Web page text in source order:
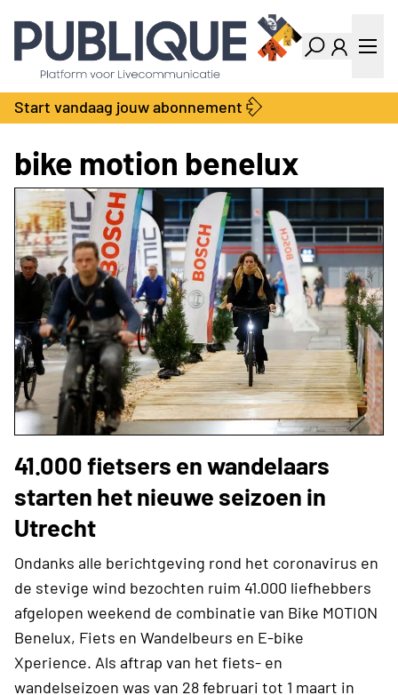
Industry Dashboard
Vacatures
Kalender
Producten
Bedrijvengids
Locatie Finder
Contact
Over ons
Adverteren
Abonnementen
Start vandaag jouw abonnement
bike motion benelux
41.000 fietsers en wandelaars
starten het nieuwe seizoen in
Utrecht
Ondanks alle berichtgeving rond het coronavirus en
de stevige wind bezochten ruim 41.000 liefhebbers
afgelopen weekend de combinatie van Bike MOTION
Benelux, Fiets en Wandelbeurs en E-bike
Xperience. Als aftrap van het fiets- en
wandelseizoen was van 28 februari tot 1 maart in